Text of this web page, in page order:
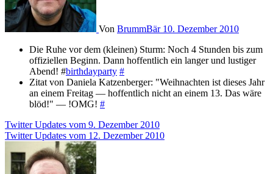
Von BrummBär 10. Dezember 2010
Die Ruhe vor dem (kleinen) Sturm: Noch 4 Stunden bis zum
offiziellen Beginn. Dann hoffentlich ein langer und lustiger
Abend! #birthdayparty #
Zitat von Daniela Katzenberger: "Weihnachten ist dieses Jahr
an einem Freitag — hoffentlich nicht an einem 13. Das wäre
blöd!" — !OMG! #
Beitragsnavigation
Twitter Updates vom 9. Dezember 2010
Twitter Updates vom 12. Dezember 2010